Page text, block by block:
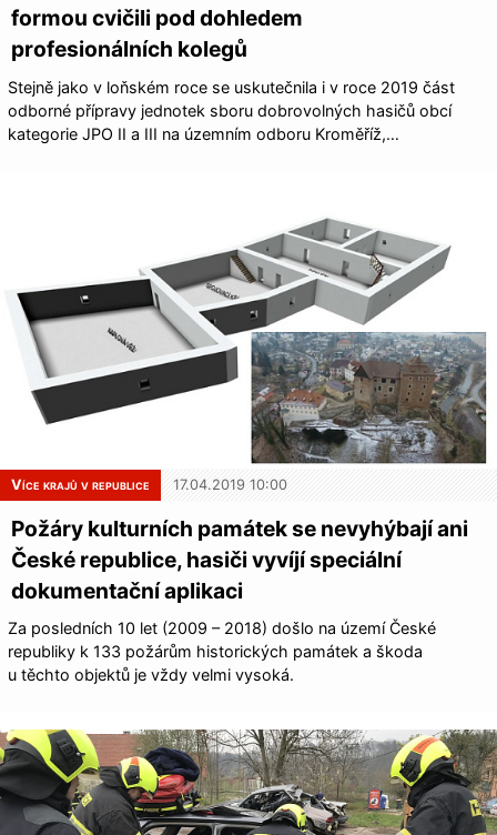
formou cvičili pod dohledem
profesionálních ko­legů
Stejně jako v loňském roce se uskutečnila i v roce 2019 část
odborné přípravy jednotek sboru dobrovolných hasičů obcí
kategorie JPO II a III na územním odboru Kroměříž,…
Více krajů v republice 17.04.2019 10:00
Požáry kulturních památek se nevyhýbají ani
České republice, hasiči vyvíjí speciální
dokumentační aplikaci
Za posledních 10 let (2009 – 2018) došlo na území České
republiky k 133 požárům historických památek a škoda
u těchto objektů je vždy velmi vysoká.